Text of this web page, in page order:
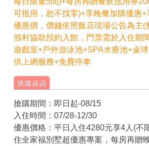
可抵用，恕不找零)+享晚餐加購優惠
優惠價，價錢依照飯店現場公告為主(
假村協助預約入館，門票需於入住期
遊戲室+戶外游泳池+SPA水療池+桌
供上網服務+免費停車
搶購期間：即日起-08/15
入住時間：07/28-12/30
優惠價格：平日入住4280元享4人(不
住全家福別墅超優惠專案，每房再贈